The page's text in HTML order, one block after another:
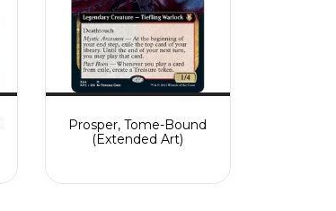
Prosper, Tome-Bound
(Extended Art)